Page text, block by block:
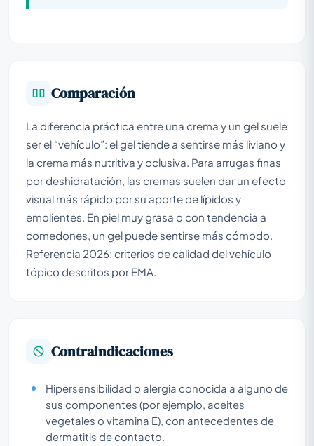
Comparación
La diferencia práctica entre una crema y un gel suele
ser el “vehículo”: el gel tiende a sentirse más liviano y
la crema más nutritiva y oclusiva. Para arrugas finas
por deshidratación, las cremas suelen dar un efecto
visual más rápido por su aporte de lípidos y
emolientes. En piel muy grasa o con tendencia a
comedones, un gel puede sentirse más cómodo.
Referencia 2026: criterios de calidad del vehículo
tópico descritos por EMA.
Contraindicaciones
Hipersensibilidad o alergia conocida a alguno de
sus componentes (por ejemplo, aceites
vegetales o vitamina E), con antecedentes de
dermatitis de contacto.